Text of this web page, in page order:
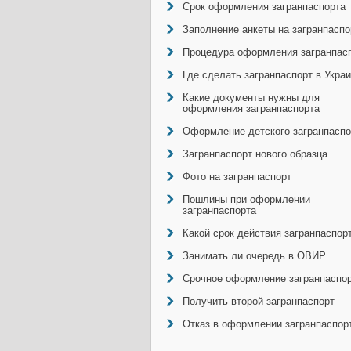
Срок оформления загранпаспорта
Заполнение анкеты на
Процедура оформления
Где сделать загранпаспорт в
Какие документы нужны для
оформления загранпаспорта
Оформление детского
Загранпаспорт нового образца
Фото на загранпаспорт
Пошлины при оформлении
загранпаспорта
Какой срок действия
Занимать ли очередь в ОВИР
Срочное оформление
Получить второй загранпаспорт
Отказ в оформлении